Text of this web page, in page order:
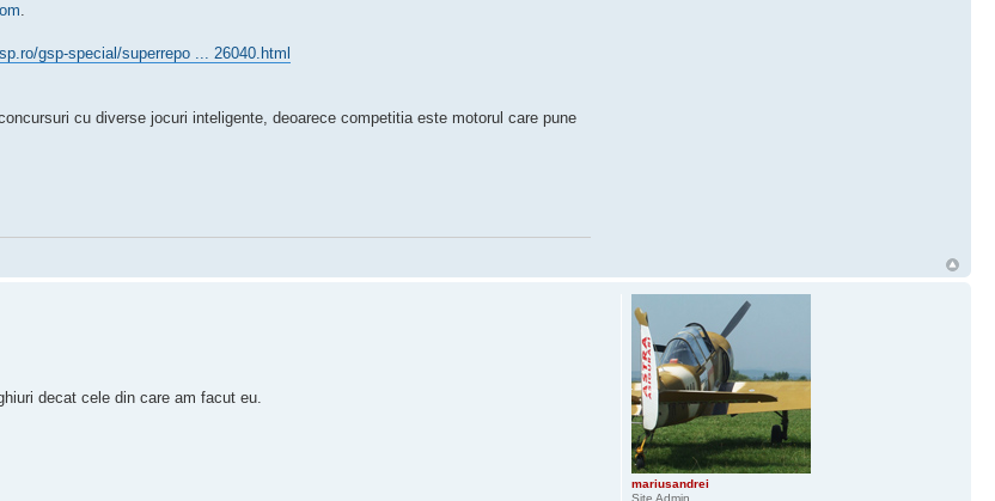
.
gsp-special/superrepo ... 26040.html
cu diverse jocuri inteligente, deoarece competitia este motorul care pune
decat cele din care am facut eu.
mariusandrei
Site Admin